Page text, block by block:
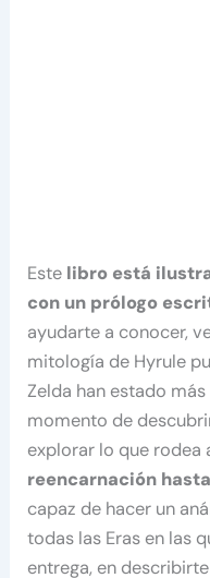
Este libro está
con un prólogo
ayudarte a conocer,
mitología de Hyrule
Zelda han estado
momento de
explorar lo que rodea
reencarnación
capaz de hacer un
todas las Eras en las
entrega, en